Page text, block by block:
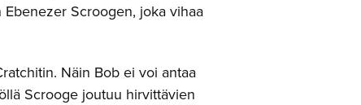
Scroogen, joka vihaa
Näin Bob ei voi antaa
Scrooge joutuu hirvittävien